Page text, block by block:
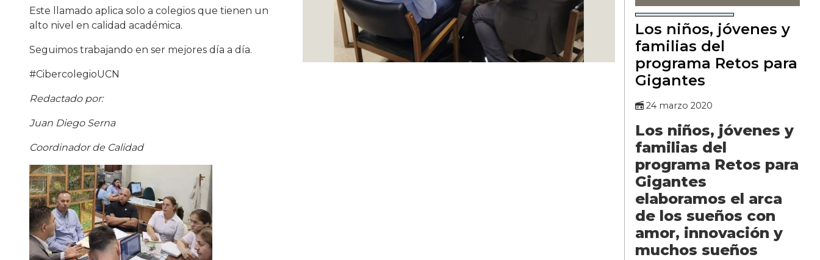
Este llamado aplica solo a colegios que tienen un
alto nivel en calidad académica.
Seguimos trabajando en ser mejores día a día.
#CibercolegioUCN
Redactado por:
Juan Diego Serna
Coordinador de Calidad
Los niños, jóvenes y
familias del
programa Retos para
Gigantes
24 marzo 2020
Los niños, jóvenes y
familias del
programa Retos para
Gigantes
elaboramos el arca
de los sueños con
amor, innovación y
muchos sueños